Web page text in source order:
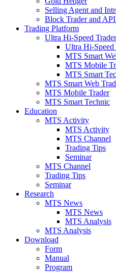
Selling Agent and
Block Trader and
Trading Platform
Ultra Hi-Speed Trader
Ultra Hi-Speed
MTS Smart
MTS Mobile
MTS Smart
MTS Smart Web
MTS Mobile Trader
MTS Smart Technic
Education
MTS Activity
MTS Activity
MTS Channel
Trading Tips
Seminar
MTS Channel
Trading Tips
Seminar
Research
MTS News
MTS News
MTS Analysis
MTS Analysis
Download
Form
Manual
Program